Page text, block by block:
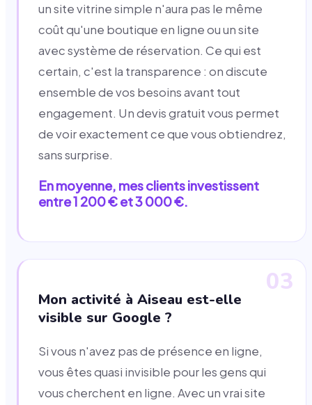
un site vitrine simple n'aura pas le même
coût qu'une boutique en ligne ou un site
avec système de réservation. Ce qui est
certain, c'est la transparence : on discute
ensemble de vos besoins avant tout
engagement. Un devis gratuit vous permet
de voir exactement ce que vous obtiendrez,
sans surprise.
En moyenne, mes clients investissent
entre 1 200 € et 3 000 €.
03
Mon activité à Aiseau est-elle
visible sur Google ?
Si vous n'avez pas de présence en ligne,
vous êtes quasi invisible pour les gens qui
vous cherchent en ligne. Avec un vrai site